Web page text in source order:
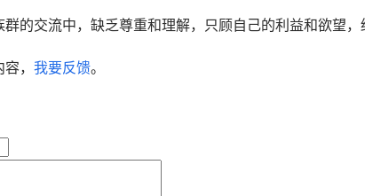
的交流中，缺乏尊重和理解，只顾自己的利益和欲望，
， 我要反馈。